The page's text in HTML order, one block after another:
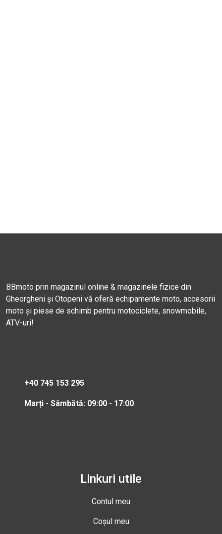
BBmoto prin magazinul online & magazinele fizice din
Gheorgheni și Otopeni vă oferă echipamente moto, accesorii
moto și piese de schimb pentru motociclete, snowmobile,
ATV-uri!
+40 745 153 295
Marți - Sâmbătă: 09:00 - 17:00
Linkuri utile
Contul meu
Coșul meu